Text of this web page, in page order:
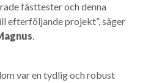
fästtester och denna
efterföljande projekt”, säger
.
var en tydlig och robust